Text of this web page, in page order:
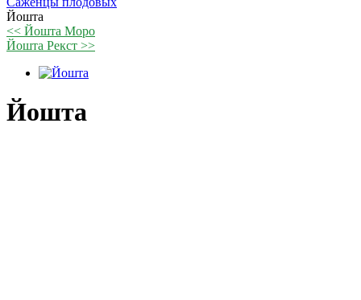
Йошта
<< Йошта Моро
Йошта Рекст >>
Йошта